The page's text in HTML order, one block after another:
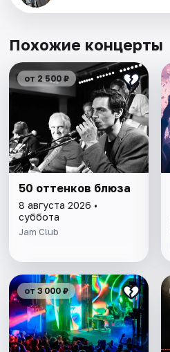
Похожие концерты
от 2 500 ₽
50 оттенков блюза
8 августа 2026 •
суббота
Jam Club
от 3 000 ₽